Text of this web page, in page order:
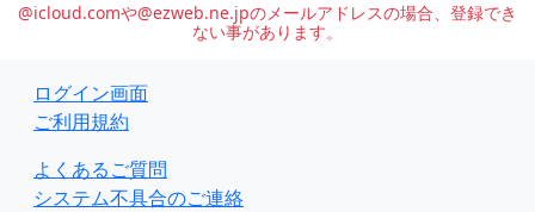
@icloud.comや@ezweb.ne.jpのメールアドレスの場合、登録でき
ない事があります。
ログイン画面
ご利用規約
よくあるご質問
システム不具合のご連絡